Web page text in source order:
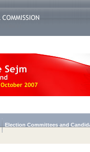
Election Committees and